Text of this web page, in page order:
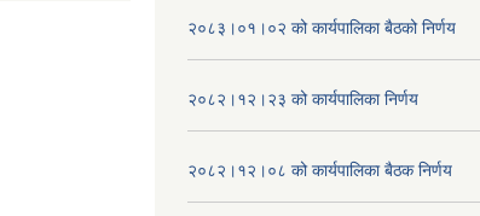
२०८३।०१।०२ को कार्यपालिका बैठको निर्णय
२०८२।१२।२३ को कार्यपालिका निर्णय
२०८२।१२।०८ को कार्यपालिका बैठक निर्णय